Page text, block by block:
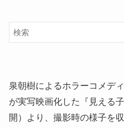
泉朝樹によるホラーコメデ
が実写映画化した『見える
開）より、撮影時の様子を